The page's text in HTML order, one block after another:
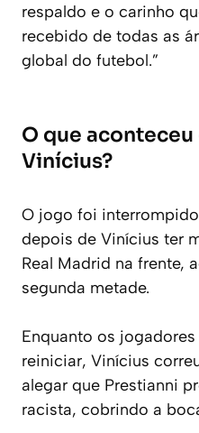
respaldo e o carinho
recebido de todas as
global do futebol.”
O que
Vinícius?
O jogo foi
depois de Vinícius ter
Real Madrid na frente,
segunda metade.
Enquanto os
reiniciar, Vinícius
alegar que Prestianni
racista, cobrindo a